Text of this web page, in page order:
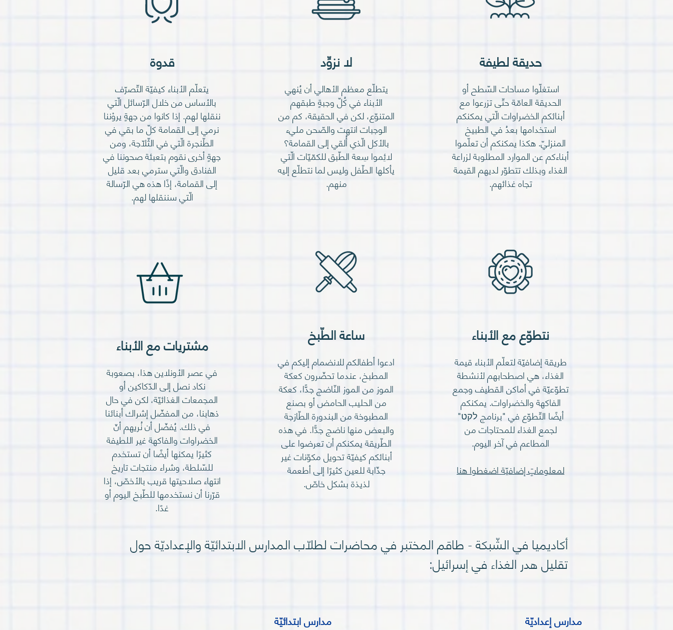
حديقة لطيفة
استغلّوا مساحات السّطح أو
الحديقة العامّة حتّى تزرعوا مع
أبنائكم الخضراوات الّتي يمكنكم
استخدامها بعدُ في الطبيخ
المنزليّ. هكذا يمكنكم أن تعلّموا
أبناءكم عن الموارد المطلوبة لزراعة
الغذاء وبذلك تتطوّر لديهم القيمة
تجاه غذائهم.
نتطوّع مع الأبناء
طريقة إضافيّة لتعلّم الأبناء قيمة
الغذاء، هي اصطحابهم لأنشطة
تطوّعيّة في أماكن القطيف وجمع
الفاكهة والخضراوات. يمكنكم
أيضًا التّطوّع في "برنامج לקט"
لجمع الغذاء للمحتاجات من
المطاعم في آخر اليوم.
لمعلوماتٍ إضافيّة اضغطوا هنا
لا نزوِّد
يتطلّع معظم الأهالي أن يُنهي
الأبناء في كُلّ وجبةٍ طبقهم
المتنوّع، لكن في الحقيقة، كم من
الوجبات انتهت والصّحن مليء
بالأكل الّذي أُلقي إلى القمامة؟
لائِموا سِعة الطّبق للكمّيّات الّتي
يأكلها الطّفل وليس لما نتطلّع إليه
منهم.
ساعة الطّبخ
ادعوا أطفالكم للانضمام إليكم في
المطبخ، عندما تحضّرون كعكة
الموز من الموز النّاضج جدًّا، كعكة
من الحليب الحامض أو بصنع
المطبوخة من البندورة الطّازجة
والبعض منها ناضج جدًّا. في هذه
الطّريقة يمكنكم أن تعرضوا على
أبنائكم كيفيّة تحويل مكوّنات غير
جذّابة للعين كثيرًا إلى أطعمة
لذيذة بشكل خاصّ.
قدوة
يتعلّم الأبناء كيفيّة التّصرّف
بالأساس من خلال الرّسائل الّتي
ننقلها لهم. إذا كانوا من جهةٍ يروْننا
نرمي إلى القمامة كلّ ما بقي في
الطّنجرة الّتي في الثّلّاجة، ومن
جهةٍ أخرى نقوم بتعبئة صحوننا في
الفنادق والّتي سترمي بعد قليل
إلى القمامة، إذًا هذه هي الرّسالة
الّتي سننقلها لهم.
مشتريات مع الأبناء
في عصر الأونلاين هذا، بصعوبة
نكاد نصل إلى الدّكاكين أو
المجمعات الغذائيّة، لكن في حال
ذهابنا، من المفضّل إشراك أبنائنا
في ذلك. يُفضّل أن نُريهم أنّ
الخضراوات والفاكهة غير اللطيفة
كثيرًا يمكنها أيضًا أن تستخدم
للسّلطة، وشراء منتجات تاريخ
انتهاء صلاحيتها قريب بالأخصّ، إذا
قرّرنا أن نستخدمها للطّبخ اليوم أو
غدًا.
أكاديميا في الشّبكة - طاقم المختبر في محاضرات لطلّاب المدارس الابتدائيّة والإعداديّة حول
تقليل هدر الغذاء في إسرائيل:
مدارس ابتدائيّة مدارس إعداديّة